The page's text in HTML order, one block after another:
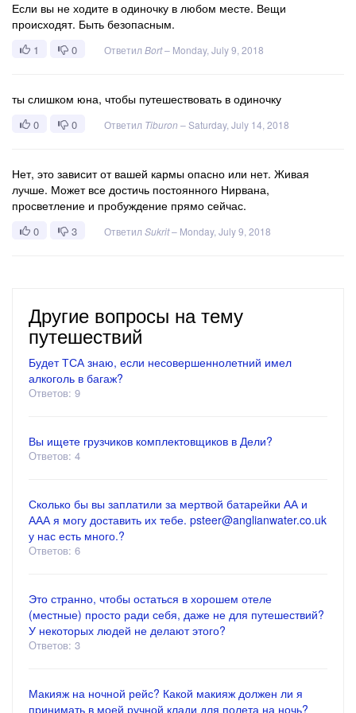
Если вы не ходите в одиночку в любом месте. Вещи
происходят. Быть безопасным.
1 0 Ответил Bort– Monday, July 9, 2018
ты слишком юна, чтобы путешествовать в одиночку
0 0 Ответил Tiburon –Saturday, July 14, 2018
Нет, это зависит от вашей кармы опасно или нет. Живая
лучше. Может все достичь постоянного Нирвана,
просветление и пробуждение прямо сейчас.
0 3 Ответил Sukrit– Monday, July 9, 2018
Другие вопросы на тему
путешествий
Будет ТСА знаю, если несовершеннолетний имел
алкоголь в багаж?
Ответов: 9
Вы ищете грузчиков комплектовщиков в Дели?
Ответов: 4
Сколько бы вы заплатили за мертвой батарейки АА и
ААА я могу доставить их тебе. psteer@anglianwater.co.uk
у нас есть много.?
Ответов: 6
Это странно, чтобы остаться в хорошем отеле
(местные) просто ради себя, даже не для путешествий?
У некоторых людей не делают этого?
Ответов: 3
Макияж на ночной рейс? Какой макияж должен ли я
принимать в моей ручной клади для полета на ночь?